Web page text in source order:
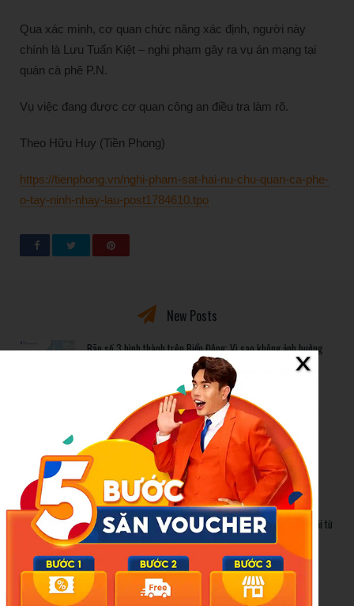
Qua xác minh, cơ quan chức năng xác định, người này
chính là Lưu Tuấn Kiệt – nghi phạm gây ra vụ án mạng tại
quán cà phê P.N.
Vụ việc đang được cơ quan công an điều tra làm rõ.
Theo Hữu Huy (Tiền Phong)
https://tienphong.vn/nghi-pham-sat-hai-nu-chu-quan-ca-phe-
o-tay-ninh-nhay-lau-post1784610.tpo
New Posts
Bão số 3 hình thành trên Biển Đông: Vì sao không ảnh hưởng
đất liền vẫn cần cảnh giác cao độ?
Cảnh báo thủ đoạn lừa đảo kết hôn: Khi sính lễ trở thành ‘cái
bẫy’ tinh vi
Gần 1.200 tỷ đồng xóa ‘mù bơi’ cho học sinh TP.HCM: Lời giải từ
chính sách hỗ trợ trực tiếp
Related Posts